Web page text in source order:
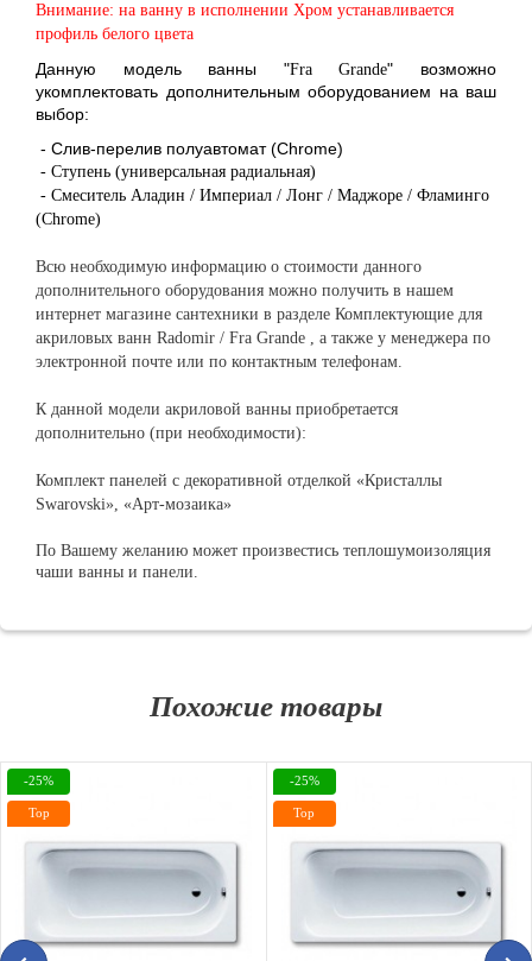
Внимание: на ванну в исполнении Хром устанавливается
профиль белого цвета
Данную модель ванны "Fra Grande" возможно
укомплектовать дополнительным оборудованием на ваш
выбор:
- Слив-перелив полуавтомат (Chrome)
- Ступень (универсальная радиальная)
- Смеситель Аладин / Империал / Лонг / Маджоре / Фламинго
(Chrome)
Всю необходимую информацию о стоимости данного
дополнительного оборудования можно получить в нашем
интернет магазине сантехники в разделе Комплектующие для
акриловых ванн Radomir / Fra Grande , а также у менеджера по
электронной почте или по контактным телефонам.
К данной модели акриловой ванны приобретается
дополнительно (при необходимости):
Комплект панелей с декоративной отделкой «Кристаллы
Swarovski», «Арт-мозаика»
По Вашему желанию может произвестись теплошумоизоляция
чаши ванны и панели.
Похожие товары
-25%
Top
-25%
Top